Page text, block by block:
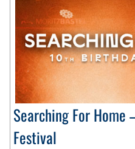
Searching For
Festival